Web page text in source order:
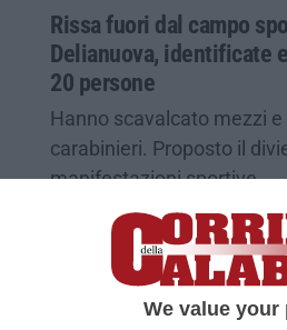
We value your
Rissa fuori dal campo
Delianuova, identificate
20 persone
Hanno scavalcato mezzi
carabinieri. Proposto il
manifestazioni sportive
Pubblicato il: 17/04/25 – 16:18